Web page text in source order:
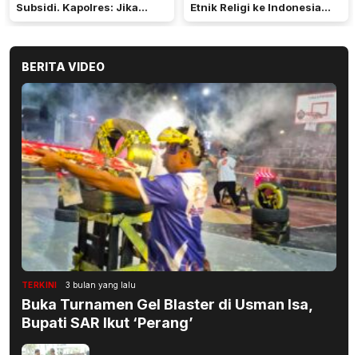
Subsidi. Kapolres: Jika
Terbukti Akan Diproses
Etnik Religi ke Indonesia
dan Dunia
BERITA VIDEO
TERKINI 3 bulan yang lalu
Buka Turnamen Gel Blaster di Usman Isa,
Bupati SAR Ikut ‘Perang’